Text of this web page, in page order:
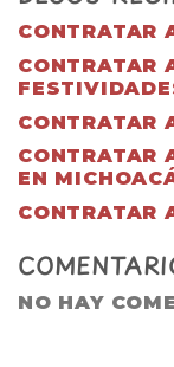
CONTRATAR
CONTRATAR
CONTRATAR
CONTRATAR
EN
CONTRATAR
NO HAY